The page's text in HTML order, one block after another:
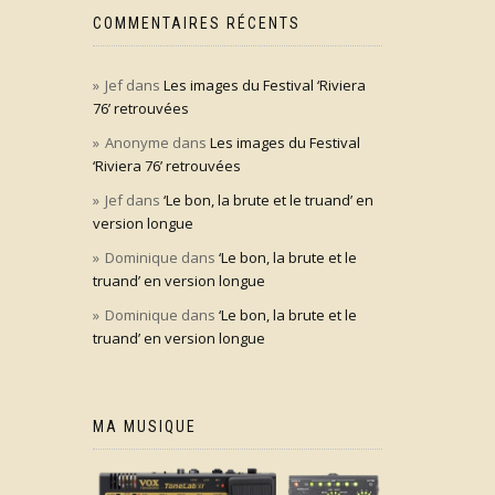
COMMENTAIRES RÉCENTS
Jefdans Les images du Festival ‘Riviera
76’ retrouvées
Anonyme dans Les images du Festival
‘Riviera 76’ retrouvées
Jefdans ‘Le bon, la brute et le truand’ en
version longue
Dominique dans ‘Le bon, la brute et le
truand’ en version longue
Dominique dans ‘Le bon, la brute et le
truand’ en version longue
MA MUSIQUE